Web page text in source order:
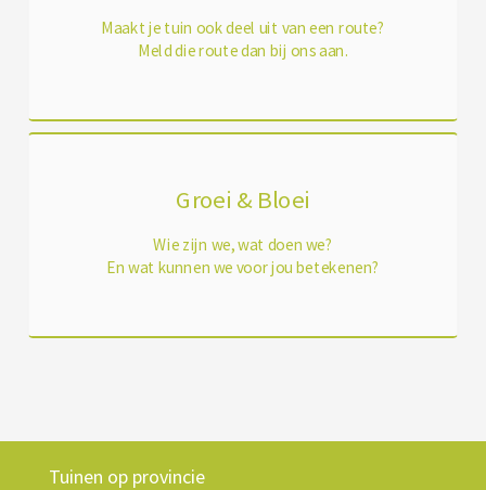
Maakt je tuin ook deel uit van een route?
Meld die route dan bij ons aan.
Groei & Bloei
Wie zijn we, wat doen we?
En wat kunnen we voor jou betekenen?
Tuinen op provincie